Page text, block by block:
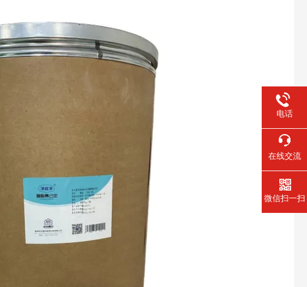
电话
在线交流
微信扫一扫